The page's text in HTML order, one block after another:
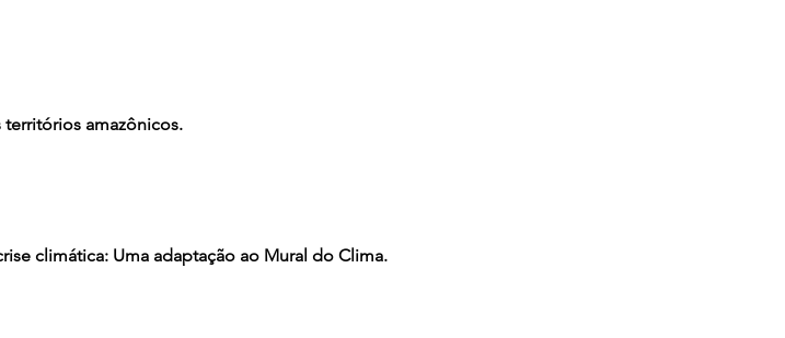
territórios amazônicos.
climática: Uma adaptação ao Mural do Clima.